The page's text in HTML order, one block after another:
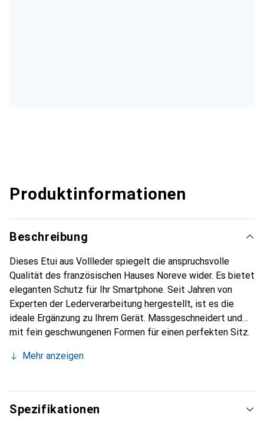
Produktinformationen
Beschreibung
Dieses Etui aus Vollleder spiegelt die anspruchsvolle
Qualität des französischen Hauses Noreve wider. Es bietet
eleganten Schutz für Ihr Smartphone. Seit Jahren von
Experten der Lederverarbeitung hergestellt, ist es die
ideale Ergänzung zu Ihrem Gerät. Massgeschneidert und
mit fein geschwungenen Formen für einen perfekten Sitz.
Smartphone. Die Marke Noreve ist international für ihre
für den anspruchsvollen Kunden.
Mehr anzeigen
Spezifikationen